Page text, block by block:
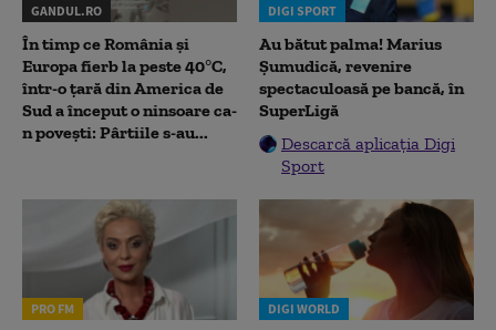
GANDUL.RO
În timp ce România și
Europa fierb la peste 40°C,
într-o țară din America de
Sud a început o ninsoare ca-
n povești: Pârtiile s-au...
DIGI SPORT
Au bătut palma! Marius
Șumudică, revenire
spectaculoasă pe bancă, în
SuperLigă
Descarcă aplicația Digi
Sport
PRO FM DIGI WORLD